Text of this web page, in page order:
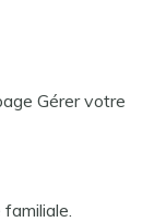
Gérer votre